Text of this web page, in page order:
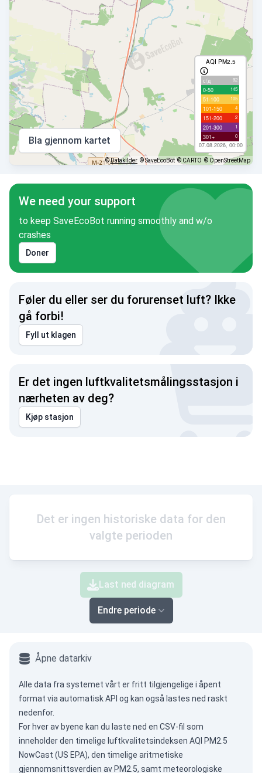
AQI PM2.5
с/д 92
0-50 145
51-100 105
101-150 4
151-200 2
201-300 1
301+ 0
07.08.2026, 00:00
Bla gjennom kartet
©Datakilder © SaveEcoBot © CARTO © OpenStreetMap
We need your support
to keep SaveEcoBot running smoothly and w/o
crashes
Doner
Føler du eller ser du forurenset luft? Ikke
gå forbi!
Fyll ut klagen
Er det ingen luftkvalitetsmålingsstasjon i
nærheten av deg?
Kjøp stasjon
Det er ingen historiske data for den
valgte perioden
Last ned diagram
Endre periode
Åpne datarkiv
Alle data fra systemet vårt er fritt tilgjengelige i åpent
format via automatisk API og kan også lastes ned raskt
nedenfor.
For hver av byene kan du laste ned en CSV-fil som
inneholder den timelige luftkvalitetsindeksen AQI PM2.5
NowCast (US EPA), den timelige aritmetiske
gjennomsnittsverdien av PM2.5, samt meteorologiske